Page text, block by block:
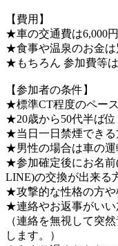
【費用】
★車の交通費は6,000
★食事や温泉のお金は
★もちろん 参加費等は
【参加者の条件】
★標準CT程度のペー
★20歳から50代半ば
★当日一日禁煙できる
★男性の場合は車の運
★参加確定後にお名前
LINE)の交換が出来る
★攻撃的な性格の方や
★連絡やお返事がいい
（連絡を無視して突
します。）